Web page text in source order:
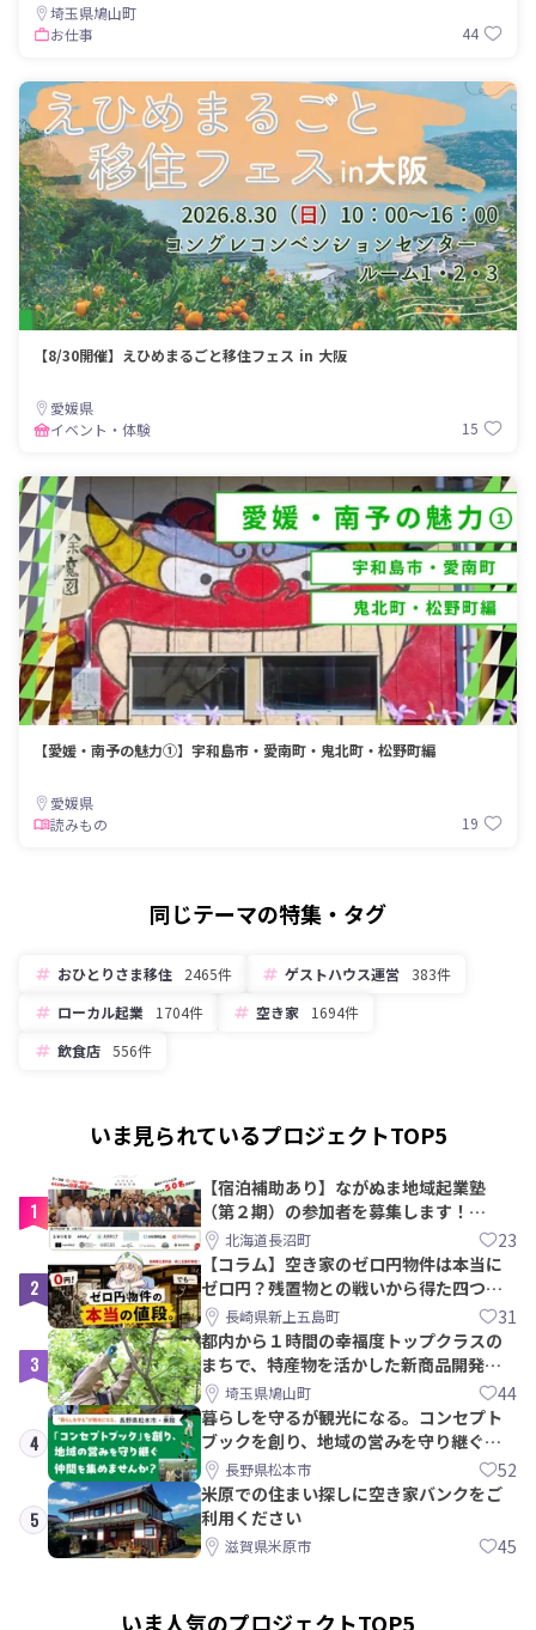
埼玉県鳩山町
お仕事
44
【8/30開催】えひめまるごと移住フェス in 大阪
愛媛県
イベント・体験
15
【愛媛・南予の魅力①】宇和島市・愛南町・鬼北町・松野町編
愛媛県
読みもの
19
同じテーマの特集・タグ
おひとりさま移住 2465件 ゲストハウス運営 383件
ローカル起業
1704件 空き家
1694件
飲食店 556件
いま見られているプロジェクトTOP5
1
【宿泊補助あり】ながぬま地域起業塾
（第２期）の参加者を募集します！
【8/21〆】
北海道長沼町 23
2
【コラム】空き家のゼロ円物件は本当に
ゼロ円？残置物との戦いから得た四つの
教訓｜新上五島町
長崎県新上五島町 31
3
都内から１時間の幸福度トップクラスの
まちで、特産物を活かした新商品開発＆
PRメンバー募集！
埼玉県鳩山町 44
4
暮らしを守るが観光になる。コンセプト
ブックを創り、地域の営みを守り継ぐ仲
間を集めませんか？
長野県松本市 52
5
米原での住まい探しに空き家バンクをご
利用ください
滋賀県米原市 45
いま人気のプロジェクトTOP5